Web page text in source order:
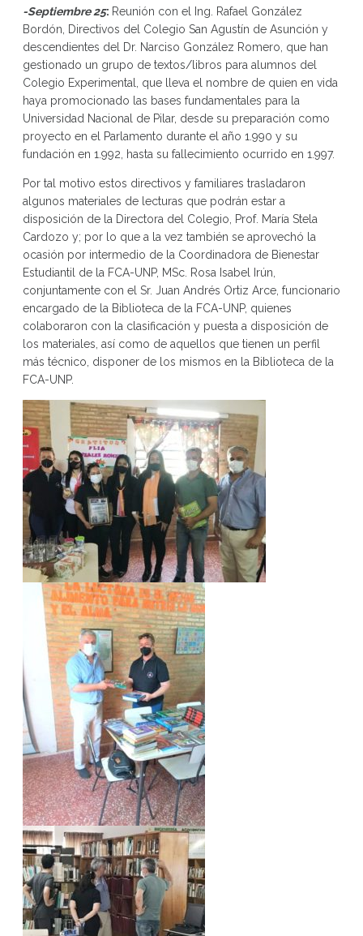
-Septiembre 25: Reunión con el Ing. Rafael González
Bordón, Directivos del Colegio San Agustín de Asunción y
descendientes del Dr. Narciso González Romero, que han
gestionado un grupo de textos/libros para alumnos del
Colegio Experimental, que lleva el nombre de quien en vida
haya promocionado las bases fundamentales para la
Universidad Nacional de Pilar, desde su preparación como
proyecto en el Parlamento durante el año 1.990 y su
fundación en 1.992, hasta su fallecimiento ocurrido en 1.997.
Por tal motivo estos directivos y familiares trasladaron
algunos materiales de lecturas que podrán estar a
disposición de la Directora del Colegio, Prof. María Stela
Cardozo y; por lo que a la vez también se aprovechó la
ocasión por intermedio de la Coordinadora de Bienestar
Estudiantil de la FCA-UNP, MSc. Rosa Isabel Irún,
conjuntamente con el Sr. Juan Andrés Ortiz Arce, funcionario
encargado de la Biblioteca de la FCA-UNP, quienes
colaboraron con la clasificación y puesta a disposición de
los materiales, así como de aquellos que tienen un perfil
más técnico, disponer de los mismos en la Biblioteca de la
FCA-UNP.